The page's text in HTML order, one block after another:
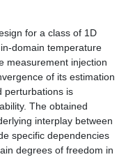
for a class of 1D
domain temperature
measurement injection
of its estimation
perturbations is
The obtained
interplay between
specific dependencies
degrees of freedom in